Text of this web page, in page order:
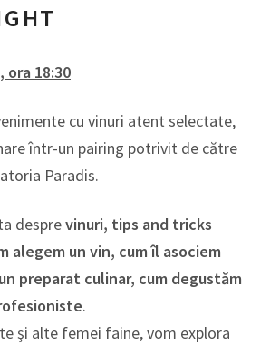
ora 18:30
cu vinuri atent selectate,
într-un pairing potrivit de către
Paradis.
desprevinuri, tips and tricks
alegem un vin, cum îl asociem
preparat culinar, cum degustăm
.
și alte femei faine, vom explora